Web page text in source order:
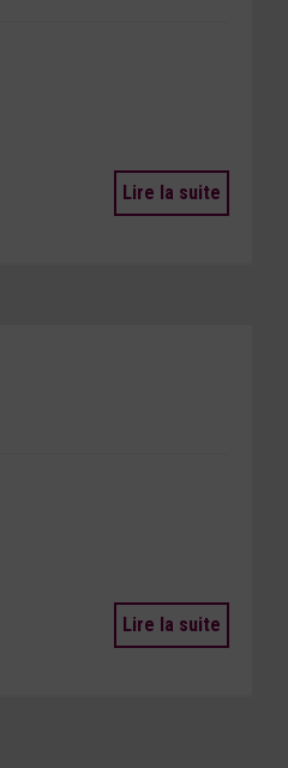
Lire la suite
Lire la suite